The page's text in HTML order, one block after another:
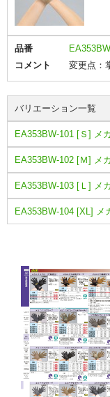
品番
コメント
変更点：
バリエーション一覧
EA353BW-101 [Ｓ] メ
EA353BW-102 [Ｍ] メ
EA353BW-103 [Ｌ] メ
EA353BW-104 [XL] メ